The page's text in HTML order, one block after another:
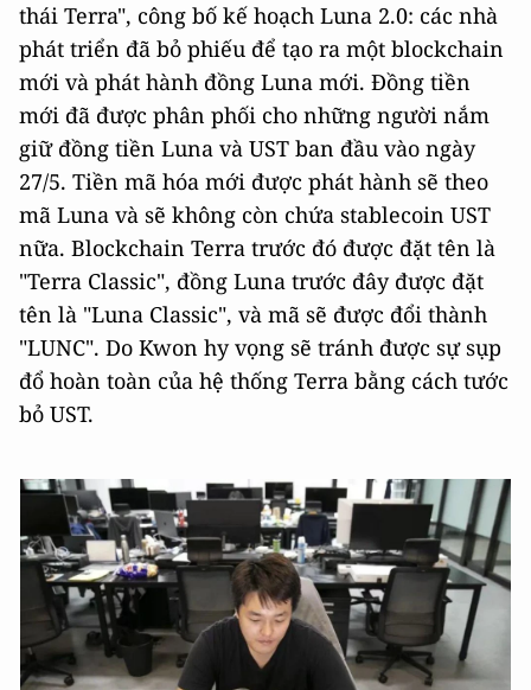
thái Terra", công bố kế hoạch Luna 2.0: các nhà
phát triển đã bỏ phiếu để tạo ra một blockchain
mới và phát hành đồng Luna mới. Đồng tiền
mới đã được phân phối cho những người nắm
giữ đồng tiền Luna và UST ban đầu vào ngày
27/5. Tiền mã hóa mới được phát hành sẽ theo
mã Luna và sẽ không còn chứa stablecoin UST
nữa. Blockchain Terra trước đó được đặt tên là
"Terra Classic", đồng Luna trước đây được đặt
tên là "Luna Classic", và mã sẽ được đổi thành
"LUNC". Do Kwon hy vọng sẽ tránh được sự sụp
đổ hoàn toàn của hệ thống Terra bằng cách tước
bỏ UST.